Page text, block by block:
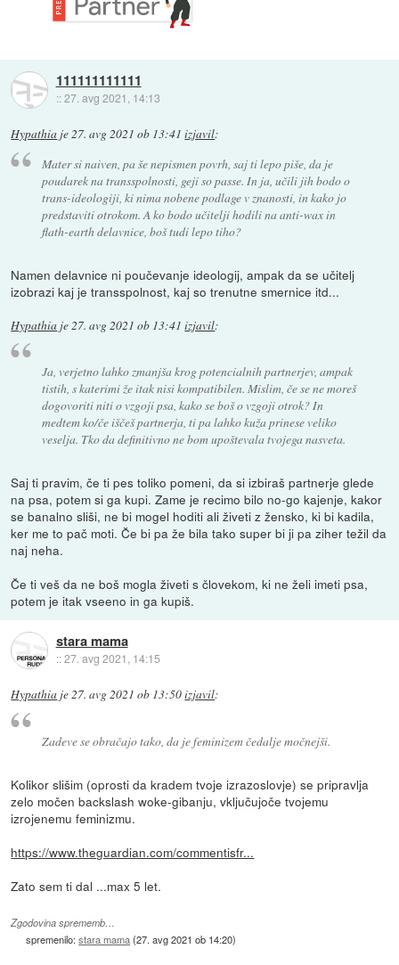
111111111111
::27. avg 2021, 14:13
Hypathia je27. avg 2021 ob 13:41 izjavil:
Mater si naiven, pa še nepismen povrh, saj ti lepo piše, da je
poudarek na transspolnosti, geji so passe. In ja, učili jih bodo o
trans-ideologiji, ki nima nobene podlage v znanosti, in kako jo
predstaviti otrokom. A ko bodo učitelji hodili na anti-wax in
flath-earth delavnice, boš tudi lepo tiho?
Namen delavnice ni poučevanje ideologij, ampak da se učitelj
izobrazi kaj je transspolnost, kaj so trenutne smernice itd...
Hypathia je 27. avg 2021 ob 13:41 izjavil:
Ja, verjetno lahko zmanjša krog potencialnih partnerjev, ampak
tistih, s katerimi že itak nisi kompatibilen. Mislim, če se ne moreš
dogovoriti niti o vzgoji psa, kako se boš o vzgoji otrok? In
medtem ko/če iščeš partnerja, ti pa lahko kuža prinese veliko
veselja. Tko da definitivno ne bom upoštevala tvojega nasveta.
Saj ti pravim, če ti pes toliko pomeni, da si izbiraš partnerje glede
na psa, potem si ga kupi. Zame je recimo bilo no-go kajenje, kakor
se banalno sliši, ne bi mogel hoditi ali živeti z žensko, ki bi kadila,
ker me to pač moti. Če bi pa že bila tako super bi ji pa ziher težil da
naj neha.
Če ti veš da ne boš mogla živeti s človekom, ki ne želi imeti psa,
potem je itak vseeno in ga kupiš.
stara mama
::27. avg 2021, 14:15
Hypathia je27. avg 2021 ob 13:50izjavil:
Zadeve se obračajo tako, da je feminizem čedalje močnejši.
Kolikor slišim (oprosti da kradem tvoje izrazoslovje) se pripravlja
zelo močen backslash woke-gibanju, vključujoče tvojemu
izrojenemu feminizmu.
https://www.theguardian.com/commentisfr...
Zato sem ti dal ...max 5 let.
Zgodovina sprememb…
spremenilo:stara mama(27. avg 2021 ob 14:20)